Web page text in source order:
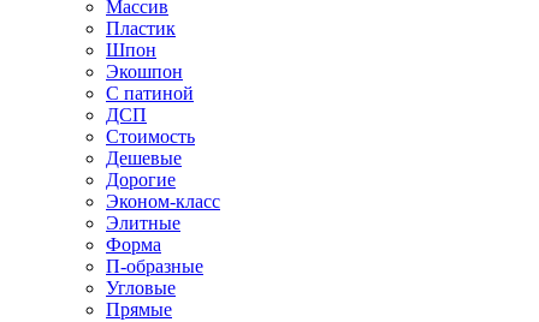
Массив
Пластик
Шпон
Экошпон
С патиной
ДСП
Стоимость
Дешевые
Дорогие
Эконом-класс
Элитные
Форма
П-образные
Угловые
Прямые